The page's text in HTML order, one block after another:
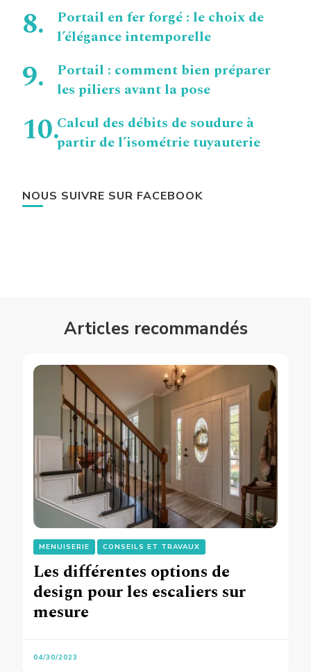
Portail en fer forgé : le choix de
l’élégance intemporelle
Portail : comment bien préparer
les piliers avant la pose
Calcul des débits de soudure à
partir de l’isométrie tuyauterie
NOUS SUIVRE SUR FACEBOOK
Articles recommandés
MENUISERIE CONSEILS ET TRAVAUX
Les différentes options de
design pour les escaliers sur
mesure
04/30/2023